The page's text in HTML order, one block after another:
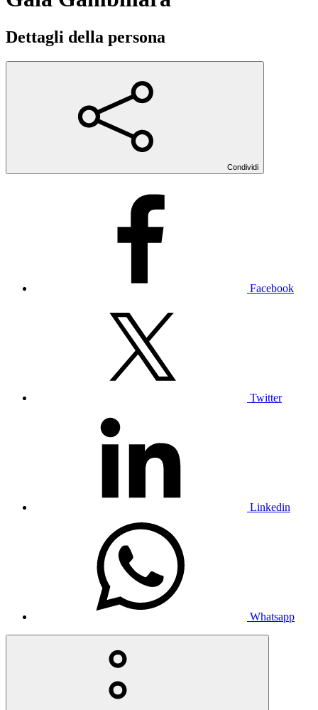
Dettagli della persona
Condividi
Facebook
Twitter
Linkedin
Whatsapp